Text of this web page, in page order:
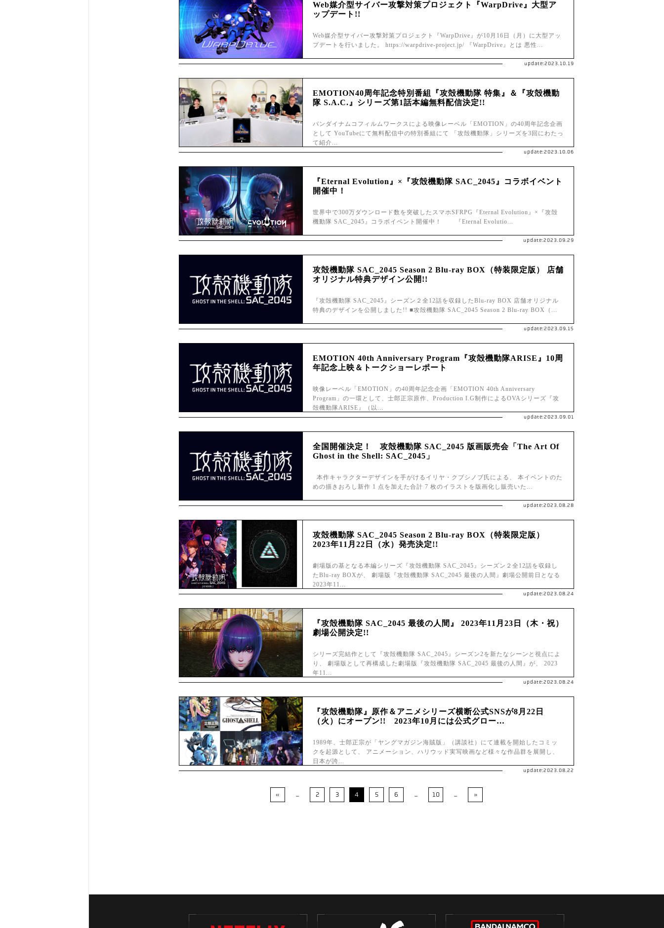
Web媒介型サイバー攻撃対策プロジェクト『WarpDrive』大型ア
ップデート!!
Web媒介型サイバー攻撃対策プロジェクト『WarpDrive』が10月16日（月）に大型アッ
プデートを行いました。 https://warpdrive-project.jp/ 『WarpDrive』とは 悪性...
update:2023.10.19
EMOTION40周年記念特別番組『攻殻機動隊 特集』＆『攻殻機動
隊 S.A.C.』シリーズ第1話本編無料配信決定!!
バンダイナムコフィルムワークスによる映像レーベル「EMOTION」の40周年記念企画
として YouTubeにて無料配信中の特別番組にて 「攻殻機動隊」シリーズを3回にわたっ
て紹介...
update:2023.10.06
『Eternal Evolution』×『攻殻機動隊 SAC_2045』コラボイベント
開催中！
世界中で300万ダウンロード数を突破したスマホSFRPG『Eternal Evolution』×『攻殻
機動隊 SAC_2045』コラボイベント開催中！ 『Eternal Evolutio...
update:2023.09.29
攻殻機動隊 SAC_2045 Season 2 Blu-ray BOX（特装限定版） 店舗
オリジナル特典デザイン公開!!
『攻殻機動隊 SAC_2045』シーズン２全12話を収録したBlu-ray BOX 店舗オリジナル
特典のデザインを公開しました!! ■攻殻機動隊 SAC_2045 Season 2 Blu-ray BOX（...
update:2023.09.15
EMOTION 40th Anniversary Program『攻殻機動隊ARISE』10周
年記念上映＆トークショーレポート
映像レーベル「EMOTION」の40周年記念企画「EMOTION 40th Anniversary
Program」の一環として、士郎正宗原作、Production I.G制作によるOVAシリーズ『攻
殻機動隊ARISE』（以...
update:2023.09.01
全国開催決定！ 攻殻機動隊 SAC_2045 版画販売会「The Art Of
Ghost in the Shell: SAC_2045」
本作キャラクターデザインを手がけるイリヤ・クブシノブ氏による、 本イベントのた
めの描きおろし新作 1 点を加えた合計 7 枚のイラストを版画化し販売いた...
update:2023.08.28
攻殻機動隊 SAC_2045 Season 2 Blu-ray BOX（特装限定版）
2023年11月22日（水）発売決定!!
劇場版の基となる本編シリーズ『攻殻機動隊 SAC_2045』シーズン２全12話を収録し
たBlu-ray BOXが、 劇場版『攻殻機動隊 SAC_2045 最後の人間』劇場公開前日となる
2023年11...
update:2023.08.24
『攻殻機動隊 SAC_2045 最後の人間』 2023年11月23日（木・祝）
劇場公開決定!!
シリーズ完結作として『攻殻機動隊 SAC_2045』シーズン2を新たなシーンと視点によ
り、 劇場版として再構成した劇場版『攻殻機動隊 SAC_2045 最後の人間』が、 2023
年11...
update:2023.08.24
『攻殻機動隊』原作＆アニメシリーズ横断公式SNSが8月22日
（火）にオープン!! 2023年10月には公式グロー…
1989年、士郎正宗が「ヤングマガジン海賊版」（講談社）にて連載を開始したコミッ
クを起源として、 アニメーション、ハリウッド実写映画など様々な作品群を展開し、
日本が誇...
update:2023.08.22
« ... 2 3 4 5 6 ... 10 ... »